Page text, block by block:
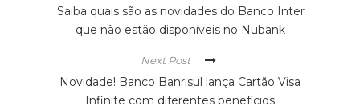
Saiba quais são as novidades do Banco Inter
que não estão disponíveis no Nubank
Next Post
Novidade! Banco Banrisul lança Cartão Visa
Infinite com diferentes benefícios